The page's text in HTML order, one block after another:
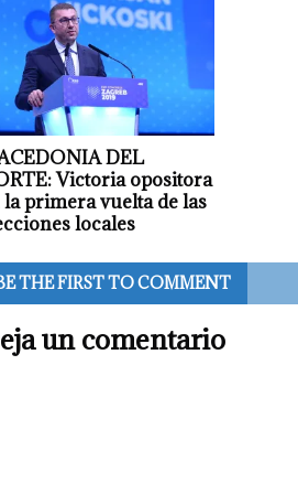
DEL
Victoria opositora
la primera vuelta de las
locales
THE FIRST TO COMMENT
un comentario